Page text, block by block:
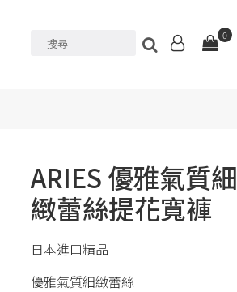
0
ARIES 優雅氣質細
緻蕾絲提花寬褲
日本進口精品
優雅氣質細緻蕾絲